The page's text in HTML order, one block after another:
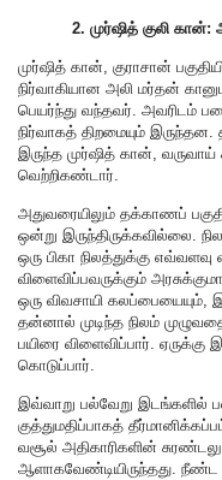
2. முர்ஷித் குலி
முர்ஷித் கான், குராசான்
நிர்வாகியான அலி மர்தன்
பெயர்ந்து வந்தவர். அவரிடம்
நிர்வாகத் திறமையும்
இருந்த முர்ஷித் கான்,
வெற்றிகண்டார்.
அதுவரையிலும் தக்காணப்
ஒன்று இருந்திருக்கவில்லை.
ஒரு பிகா நிலத்துக்கு
விளைவிப்பவருக்கும்
ஒரு விவசாயி
தன்னால் முடிந்த நிலம்
பயிரை விளைவிப்பார்.
கொடுப்பார்.
இவ்வாறு பல்வேறு இடங்களில்
குத்துமதிப்பாகத்
வசூல் அதிகாரிகளின்
ஆளாகவேண்டியிருந்தது.